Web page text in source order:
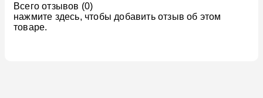
Всего отзывов (0)
нажмите здесь, чтобы добавить отзыв об этом
товаре.